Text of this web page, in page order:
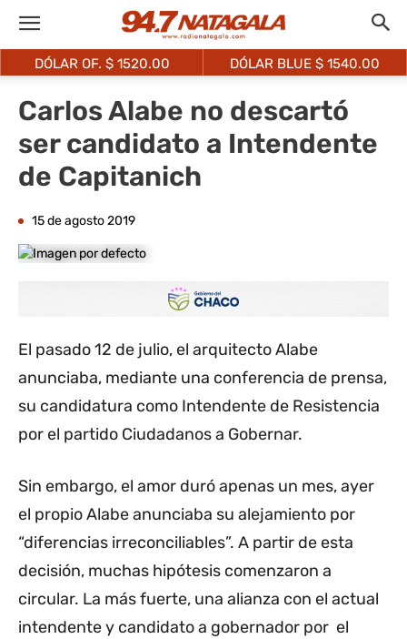
DÓLAR OF. $ 1520.00 DÓLAR BLUE $ 1540.00
Carlos Alabe no descartó
ser candidato a Intendente
de Capitanich
15 de agosto 2019
El pasado 12 de julio, el arquitecto Alabe
anunciaba, mediante una conferencia de prensa,
su candidatura como Intendente de Resistencia
por el partido Ciudadanos a Gobernar.
Sin embargo, el amor duró apenas un mes, ayer
el propio Alabe anunciaba su alejamiento por
“diferencias irreconciliables”. A partir de esta
decisión, muchas hipótesis comenzaron a
circular. La más fuerte, una alianza con el actual
intendente y candidato a gobernador por el